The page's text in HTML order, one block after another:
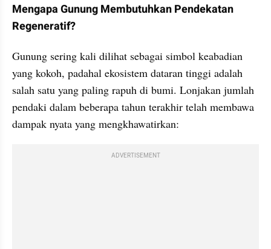
Mengapa Gunung Membutuhkan Pendekatan
Regeneratif?
Gunung sering kali dilihat sebagai simbol keabadian
yang kokoh, padahal ekosistem dataran tinggi adalah
salah satu yang paling rapuh di bumi. Lonjakan jumlah
pendaki dalam beberapa tahun terakhir telah membawa
dampak nyata yang mengkhawatirkan:
ADVERTISEMENT